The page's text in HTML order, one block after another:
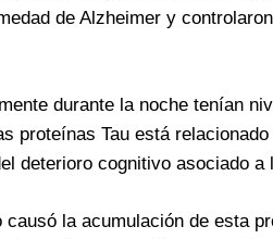
de Alzheimer y
durante la noche tenían
proteínas Tau está
deterioro cognitivo asociado a
la acumulación de esta